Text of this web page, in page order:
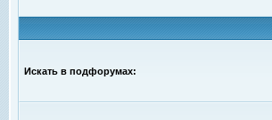
Искать в подфорумах: